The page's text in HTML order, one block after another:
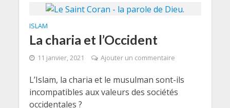
ISLAM
La charia et l’Occident
11 janvier, 2021 Ajouter un commentaire
L’Islam, la charia et le musulman sont-ils
incompatibles aux valeurs des sociétés
occidentales ?